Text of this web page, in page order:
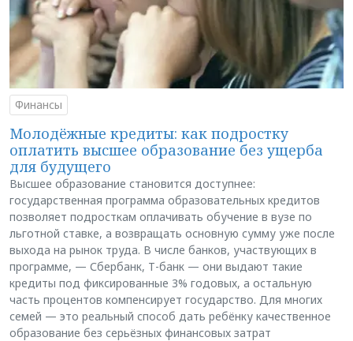
Финансы
Молодёжные кредиты: как подростку
оплатить высшее образование без ущерба
для будущего
Высшее образование становится доступнее:
государственная программа образовательных кредитов
позволяет подросткам оплачивать обучение в вузе по
льготной ставке, а возвращать основную сумму уже после
выхода на рынок труда. В числе банков, участвующих в
программе, — Сбербанк, Т-банк — они выдают такие
кредиты под фиксированные 3% годовых, а остальную
часть процентов компенсирует государство. Для многих
семей — это реальный способ дать ребёнку качественное
образование без серьёзных финансовых затрат